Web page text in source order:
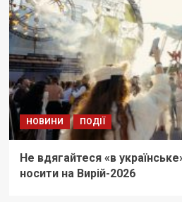
НОВИНИ ПОДІЇ
Не вдягайтеся «в
носити на Вирій-2026